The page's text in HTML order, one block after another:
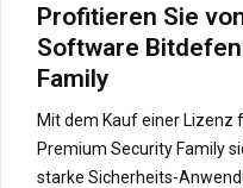
Profitieren Sie
Software
Family
Mit dem Kauf einer
Premium Security Family
starke Sicherheits-